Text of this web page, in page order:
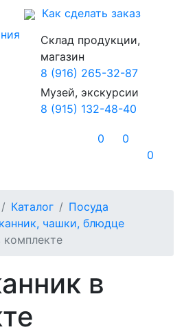
Как сделать заказ
Склад продукции,
магазин
8 (916) 265-32-87
Музей, экскурсии
8 (915) 132-48-40
0
0
0
Каталог
Посуда
чашки, блюдце
комплекте
в